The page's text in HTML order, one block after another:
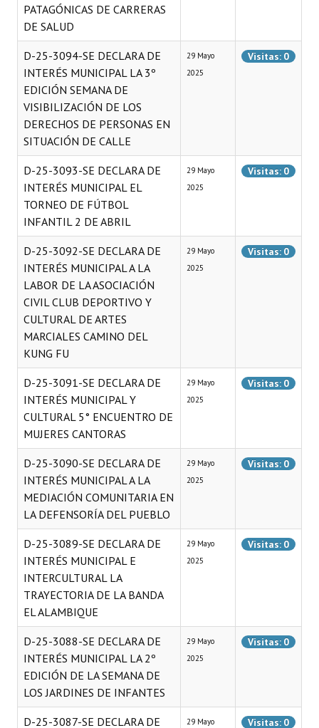
Periodistas Decanos - Registro
Ciudadano Ilustre - Registro
Banca del Vecino - Registro
Huéspedes de Honor - Registro
Antiguos Pobladores - Registro
Bariloche, Municipio intercultural
Entrega de distinciones
REFORMA DE LA CARTA ORGÁNICA
PATAGÓNICAS DE CARRERAS
DE SALUD
D-25-3094-SE DECLARA DE
INTERÉS MUNICIPAL LA 3º
EDICIÓN SEMANA DE
VISIBILIZACIÓN DE LOS
DERECHOS DE PERSONAS EN
SITUACIÓN DE CALLE
29 Mayo
2025
Visitas: 0
D-25-3093-SE DECLARA DE
INTERÉS MUNICIPAL EL
TORNEO DE FÚTBOL
INFANTIL 2 DE ABRIL
29 Mayo
2025
Visitas: 0
D-25-3092-SE DECLARA DE
INTERÉS MUNICIPAL A LA
LABOR DE LA ASOCIACIÓN
CIVIL CLUB DEPORTIVO Y
CULTURAL DE ARTES
MARCIALES CAMINO DEL
KUNG FU
29 Mayo
2025
Visitas: 0
D-25-3091-SE DECLARA DE
INTERÉS MUNICIPAL Y
CULTURAL 5° ENCUENTRO DE
MUJERES CANTORAS
29 Mayo
2025
Visitas: 0
D-25-3090-SE DECLARA DE
INTERÉS MUNICIPAL A LA
MEDIACIÓN COMUNITARIA EN
LA DEFENSORÍA DEL PUEBLO
29 Mayo
2025
Visitas: 0
D-25-3089-SE DECLARA DE
INTERÉS MUNICIPAL E
INTERCULTURAL LA
TRAYECTORIA DE LA BANDA
EL ALAMBIQUE
29 Mayo
2025
Visitas: 0
D-25-3088-SE DECLARA DE
INTERÉS MUNICIPAL LA 2º
EDICIÓN DE LA SEMANA DE
LOS JARDINES DE INFANTES
29 Mayo
2025
Visitas: 0
D-25-3087-SE DECLARA DE 29 Mayo Visitas: 0